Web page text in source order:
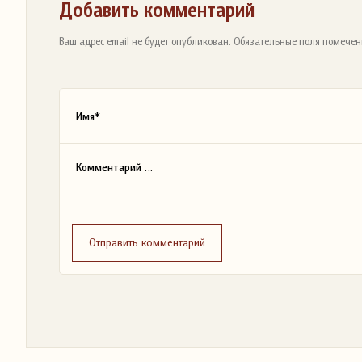
Добавить комментарий
Ваш адрес email не будет опубликован. Обязательные поля
Отправить комментарий